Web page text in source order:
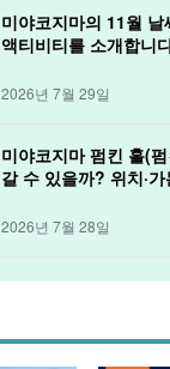
미야코지마의 11월
액티비티를 소개합니
2026년 7월 29일
미야코지마 펌킨 홀(
갈 수 있을까? 위치·
2026년 7월 28일